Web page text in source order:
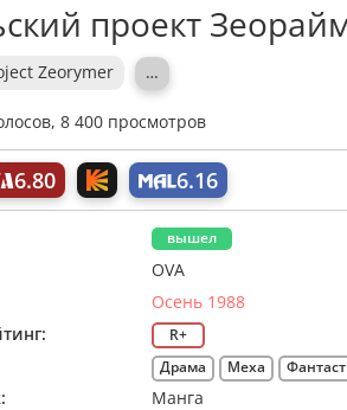
проект
Zeorymer …
8 400 просмотров
6.80 6.16
вышел
OVA
Осень 1988
R+
Драма Меха
Манга